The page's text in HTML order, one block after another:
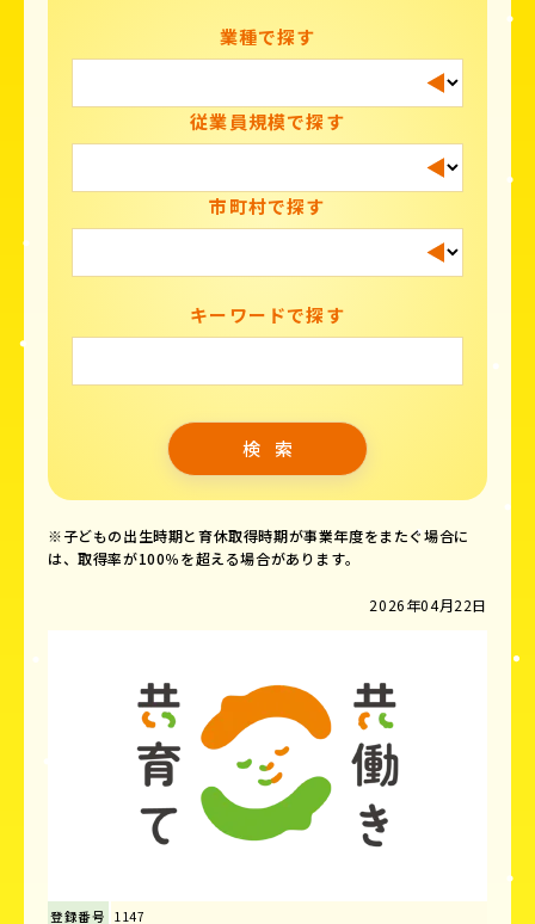
業種で探す
従業員規模で探す
市町村で探す
キーワードで探す
※子どもの出生時期と育休取得時期が事業年度をまたぐ場合に
は、取得率が100％を超える場合があります。
2026年04月22日
登録番号 1147